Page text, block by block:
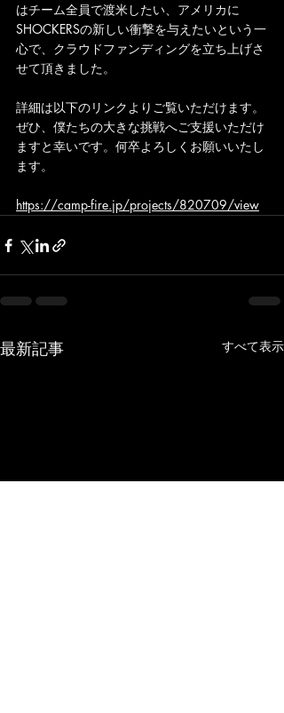
はチーム全員で渡米したい、アメリカに
SHOCKERSの新しい衝撃を与えたいという一
心で、クラウドファンディングを立ち上げさ
せて頂きました。
詳細は以下のリンクよりご覧いただけます。
ぜひ、僕たちの大きな挑戦へご支援いただけ
ますと幸いです。何卒よろしくお願いいたし
ます。
https://camp-fire.jp/projects/820709/view
最新記事 すべて表示